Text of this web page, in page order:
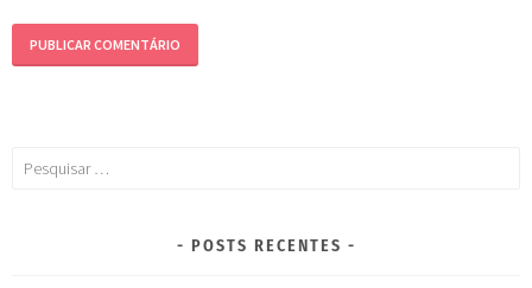
POSTS RECENTES